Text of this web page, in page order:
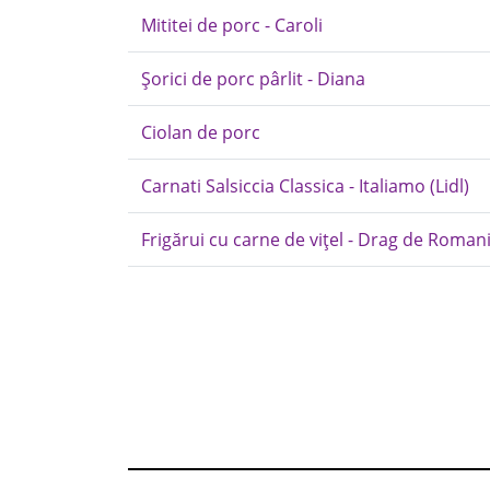
Mititei de porc - Caroli
Șorici de porc pârlit - Diana
Ciolan de porc
Carnati Salsiccia Classica - Italiamo (Lidl)
Frigărui cu carne de vițel - Drag de